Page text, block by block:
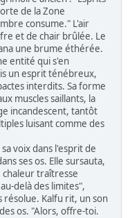
de la Zone
consume." L'air
et de chair brûlée. Le
une brume éthérée.
entité qui s'en
un esprit ténébreux,
interdits. Sa forme
muscles saillants, la
incandescent, tantôt
luisant comme des
voix dans l'esprit de
ses os. Elle sursauta,
chaleur traîtresse
delà des limites",
Kalfu rit, un son
os. "Alors, offre-toi.